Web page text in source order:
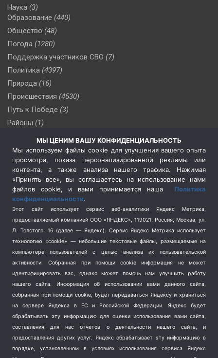
Наука (3)
Образование (440)
Общество (48)
Погода (1280)
Поддержка участников СВО (7)
Политика (4397)
Природа (16)
Происшествия (4530)
Путь к Победе (3)
Районы (1)
(510)
Сельское хозяйство (3)
Социальная политика
(3)
Спецоперация в Украине
Спецоперация на Украине
(404)
Спорт (740)
Терроризм (1)
Транспорт (262)
Туризм (178)
Школа и спорт (2)
Экология (8)
Экономика (1172)
МЫ ЦЕНИМ ВАШУ КОНФИДЕНЦИАЛЬНОСТЬ
Мы используем файлы cookie для улучшения вашего опыта
просмотра, показа персонализированной рекламы или
контента, а также анализа нашего трафика. Нажимая
«Принять все», вы соглашаетесь на использование нами
файлов cookie, и вами принимается наша Политика
конфиденциальности.
Этот сайт использует сервис веб-аналитики Яндекс Метрика,
предоставляемый компанией ООО «ЯНДЕКС», 119021, Россия, Москва, ул.
Л. Толстого, 16 (далее — Яндекс). Сервис Яндекс Метрика использует
технологию «cookie» — небольшие текстовые файлы, размещаемые на
компьютере пользователей с целью анализа их пользовательской
активности.
Собранная при помощи cookie информация не может
идентифицировать вас, однако может помочь нам улучшить работу
нашего сайта. Информация об использовании вами данного сайта,
собранная при помощи cookie, будет передаваться Яндексу и храниться
на сервере Яндекса в ЕС и Российской Федерации. Яндекс будет
обрабатывать эту информацию для оценки использования вами сайта,
составления для нас отчетов о деятельности нашего сайта, и
предоставления других услуг. Яндекс обрабатывает эту информацию в
порядке, установленном в условиях использования сервиса Яндекс